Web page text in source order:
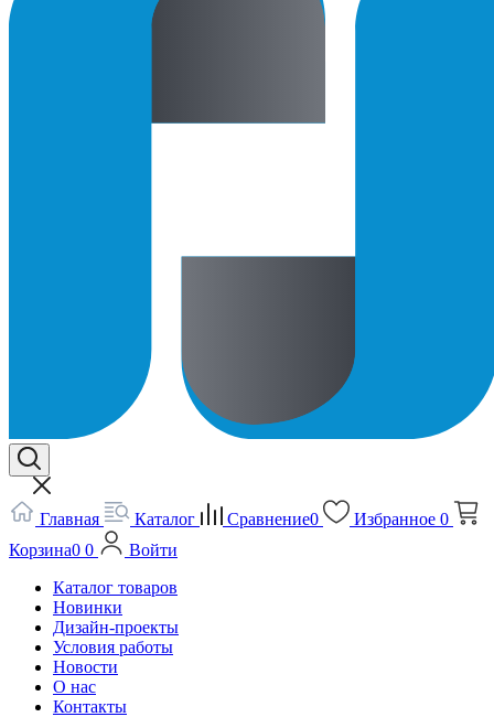
Главная Каталог Сравнение0 Избранное 0
Корзина0 0
Войти
Каталог товаров
Новинки
Дизайн-проекты
Условия работы
Новости
О нас
Контакты